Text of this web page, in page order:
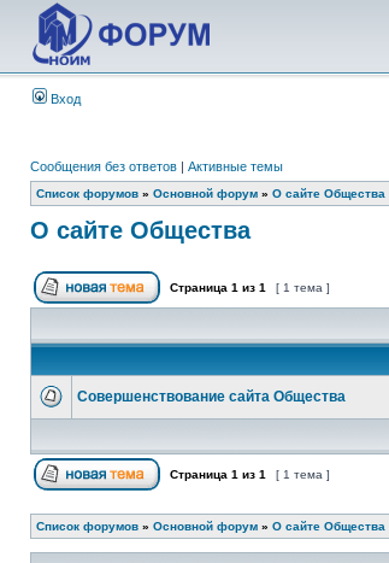
Вход
Сообщения без ответов | Активные темы
Список форумов » Основной форум » О сайте Общества
О сайте Общества
Страница 1 из 1 [ 1 тема ]
Совершенствование сайта Общества
Страница 1 из 1 [ 1 тема ]
Список форумов » Основной форум » О сайте Общества